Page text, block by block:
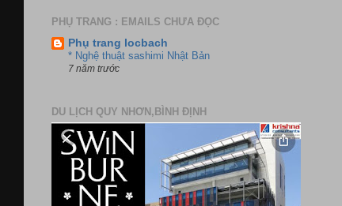
PHỤ TRANG : EMAILS CHƯA ĐỌC
Phụ trang locbach
* Nghệ thuật sashimi Nhật Bản
7 năm trước
DU LỊCH QUY NHƠN,BÌNH ĐỊNH